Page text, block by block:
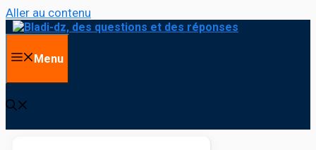
Aller au contenu
Menu